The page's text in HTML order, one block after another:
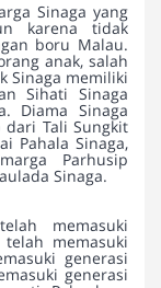
Sinaga yang
karena tidak
boru Malau.
anak, salah
Sinaga memiliki
Sihati Sinaga
Diama Sinaga
Tali Sungkit
Pahala Sinaga,
Parhusip
Sinaga.
memasuki
memasuki
generasi
generasi